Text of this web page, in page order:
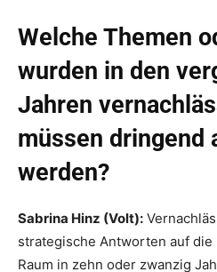
Welche Themen
wurden in den
Jahren
müssen dringend
werden?
Sabrina Hinz (Volt):
strategische Antworten auf
Raum in zehn oder zwanzig